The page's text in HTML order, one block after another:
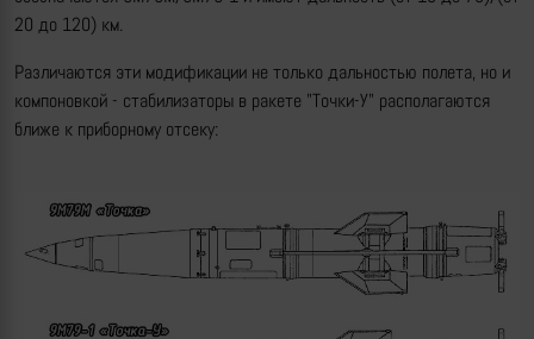
20 до 120) км.
Различаются эти модификации не только дальностью полета, но и
компоновкой - стабилизаторы в ракете "Точки-У" располагаются
ближе к приборному отсеку: